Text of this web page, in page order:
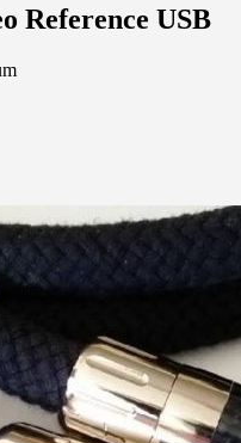
Reference USB